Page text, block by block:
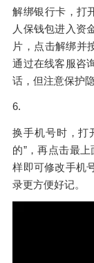
解绑银行卡，打
人保钱包进入资
片，点击解绑并
通过在线客服咨
话，但注意保护隐
6.
换手机号时，打
的”，再点击最上
样即可修改手机
录更方便好记。